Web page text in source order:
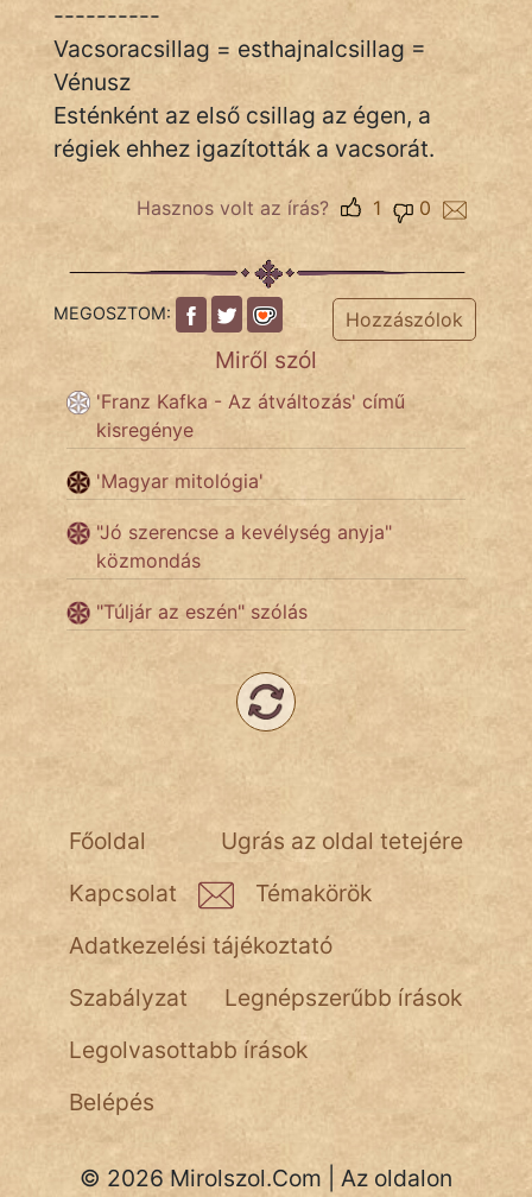
IRODALOM
SZÓLÁS
És
KÖZMONDÁS
PSZICHO
ZENE
FILM
ÉLETMÓD
MAGYARSÁG
És
TÖRTÉNELEM
Népszerű szerzőink:
cinege
Jób Gedeon
Láron Ádám
mikkamakka
vörös ördög
nagyöreg
NapHold
Név nélkül
pszichopati
szegény legény
----------
Vacsoracsillag = esthajnalcsillag =
Vénusz
Esténként az első csillag az égen, a
régiek ehhez igazították a vacsorát.
Hasznos volt az írás? 0
1
MEGOSZTOM: Hozzászólok
Miről szól
'Franz Kafka - Az átváltozás' című
kisregénye
'Magyar mitológia'
"Jó szerencse a kevélység anyja"
közmondás
"Túljár az eszén" szólás
Ugrás az oldal tetejére
Főoldal
Kapcsolat
Témakörök
Adatkezelési tájékoztató
Szabályzat
Legnépszerűbb írások
Legolvasottabb írások
Belépés
© 2026 Mirolszol.Com | Az oldalon